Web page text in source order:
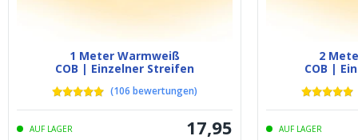
1 Meter Warmweiß
COB | Einzelner Streifen
(106 bewertungen)
AUF LAGER 17,95
2
COB |
AUF LAGER